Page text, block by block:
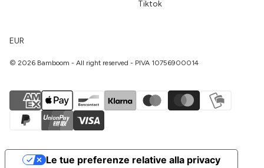
Tiktok
EUR
© 2026 Bamboom - All right reserved - PIVA 10756900014
Le tue preferenze relative alla privacy